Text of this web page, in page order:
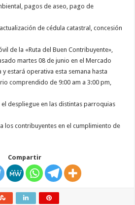
pagos de aseo, pago de
de cédula catastral, concesión
de la «Ruta del Buen Contribuyente»,
martes 08 de junio en el Mercado
estará operativa esta semana hasta
comprendido de 9:00 am a 3:00 pm,
despliegue en las distintas parroquias
los contribuyentes en el cumplimiento de
Compartir